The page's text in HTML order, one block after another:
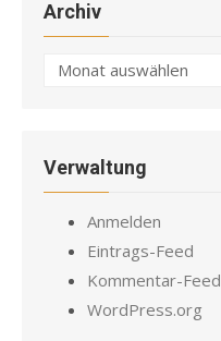
Archiv
Archiv
Verwaltung
Anmelden
Eintrags-Feed
Kommentar-Feed
WordPress.org